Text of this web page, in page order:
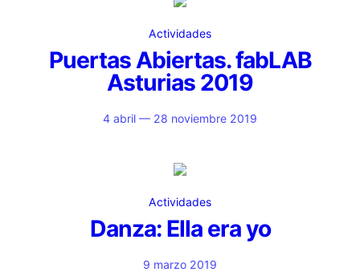
Actividades
Puertas Abiertas. fabLAB
Asturias 2019
4 abril — 28 noviembre 2019
Actividades
Danza: Ella era yo
9 marzo 2019